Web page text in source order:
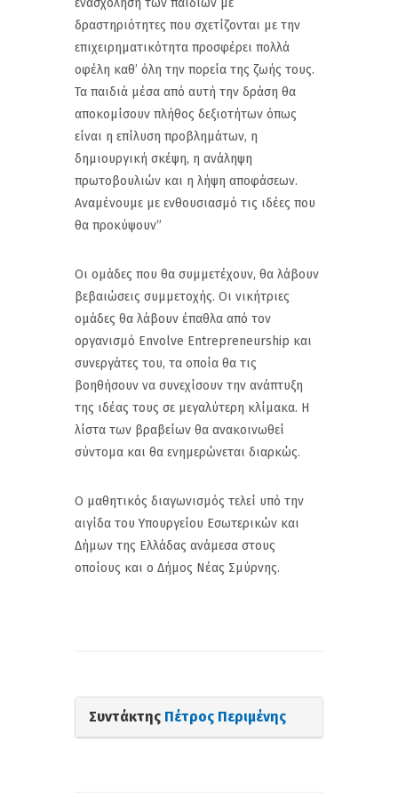
δραστηριότητες που σχετίζονται με την
επιχειρηματικότητα προσφέρει πολλά
οφέλη καθ’ όλη την πορεία της ζωής τους.
Τα παιδιά μέσα από αυτή την δράση θα
αποκομίσουν πλήθος δεξιοτήτων όπως
είναι η επίλυση προβλημάτων, η
δημιουργική σκέψη, η ανάληψη
πρωτοβουλιών και η λήψη αποφάσεων.
Αναμένουμε με ενθουσιασμό τις ιδέες που
θα προκύψουν”
Οι ομάδες που θα συμμετέχουν, θα λάβουν
βεβαιώσεις συμμετοχής. Οι νικήτριες
ομάδες θα λάβουν έπαθλα από τον
οργανισμό Envolve Entrepreneurship και
συνεργάτες του, τα οποία θα τις
βοηθήσουν να συνεχίσουν την ανάπτυξη
της ιδέας τους σε μεγαλύτερη κλίμακα. Η
λίστα των βραβείων θα ανακοινωθεί
σύντομα και θα ενημερώνεται διαρκώς.
Ο μαθητικός διαγωνισμός τελεί υπό την
αιγίδα του Υπουργείου Εσωτερικών και
Δήμων της Ελλάδας ανάμεσα στους
οποίους και ο Δήμος Νέας Σμύρνης.
Συντάκτης Πέτρος Περιμένης